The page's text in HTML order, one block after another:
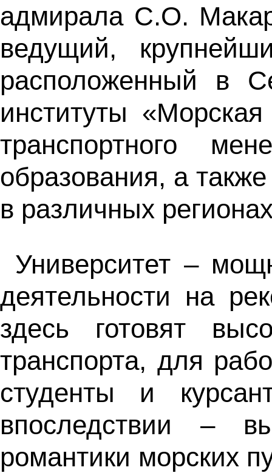
адмирала С.О.
ведущий,
расположенный в
институты
транспортного
образования, а
в различных
Университет –
деятельности на
здесь готовят
транспорта, для
студенты и
впоследствии –
романтики морских